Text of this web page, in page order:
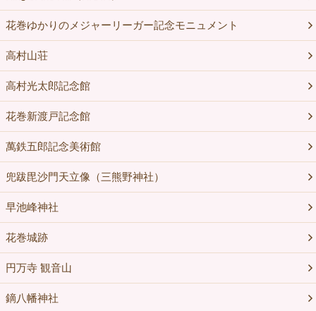
花巻ゆかりのメジャーリーガー記念モニュメント
高村山荘
高村光太郎記念館
花巻新渡戸記念館
萬鉄五郎記念美術館
兜跋毘沙門天立像（三熊野神社）
早池峰神社
花巻城跡
円万寺 観音山
鏑八幡神社